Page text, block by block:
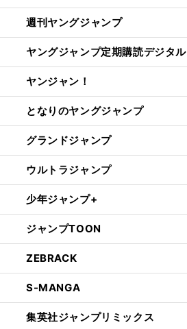
週刊ヤングジャンプ
ヤングジャンプ定期購読デジタル
ヤンジャン！
となりのヤングジャンプ
グランドジャンプ
ウルトラジャンプ
少年ジャンプ+
ジャンプTOON
ZEBRACK
S-MANGA
集英社ジャンプリミックス